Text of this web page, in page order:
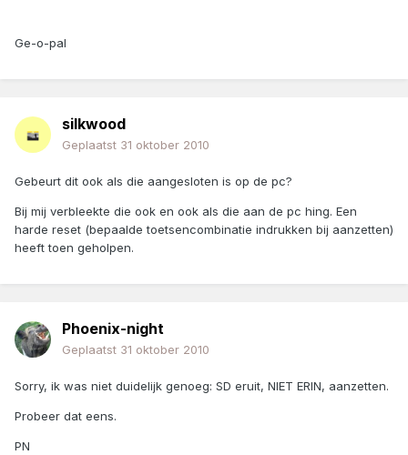
Ge-o-pal
silkwood
Geplaatst 31 oktober 2010
Gebeurt dit ook als die aangesloten is op de pc?
Bij mij verbleekte die ook en ook als die aan de pc hing. Een
harde reset (bepaalde toetsencombinatie indrukken bij aanzetten)
heeft toen geholpen.
Phoenix-night
Geplaatst 31 oktober 2010
Sorry, ik was niet duidelijk genoeg: SD eruit, NIET ERIN, aanzetten.
Probeer dat eens.
PN